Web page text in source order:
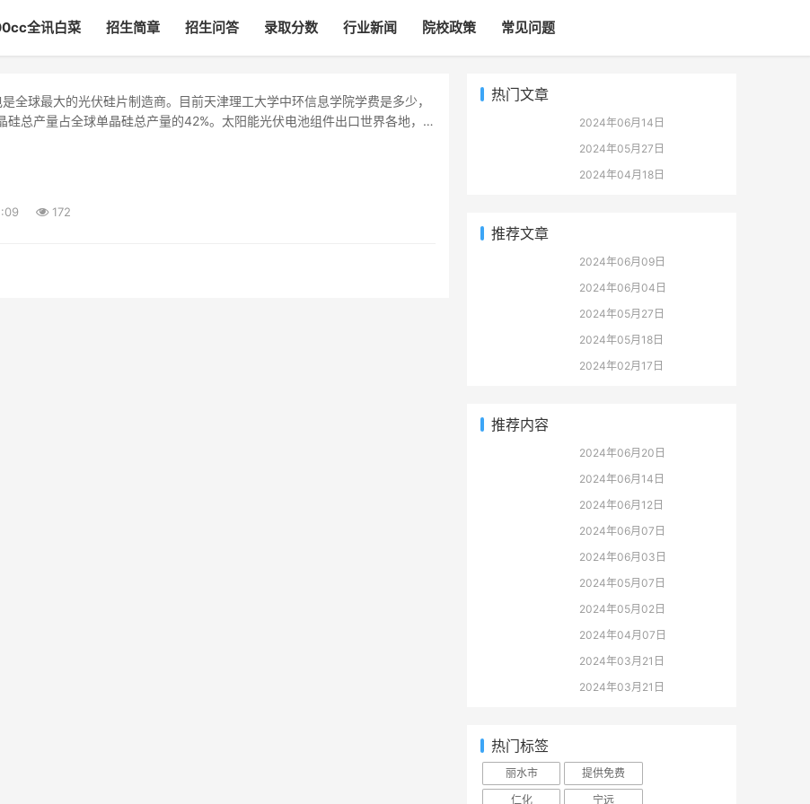
全讯白菜 招生简章 招生问答 录取分数 行业新闻 院校政策 常见问题
硅总产量占全球单晶硅总产量的42%。太阳能光伏电池组件出口世界各地，为
172
热门文章
2024年06月14日
2024年05月27日
2024年04月18日
推荐文章
2024年06月09日
2024年06月04日
2024年05月27日
2024年05月18日
2024年02月17日
推荐内容
2024年06月20日
2024年06月14日
2024年06月12日
2024年06月07日
2024年06月03日
2024年05月07日
2024年05月02日
2024年04月07日
2024年03月21日
2024年03月21日
热门标签
丽水市
提供免费
仁化
宁远